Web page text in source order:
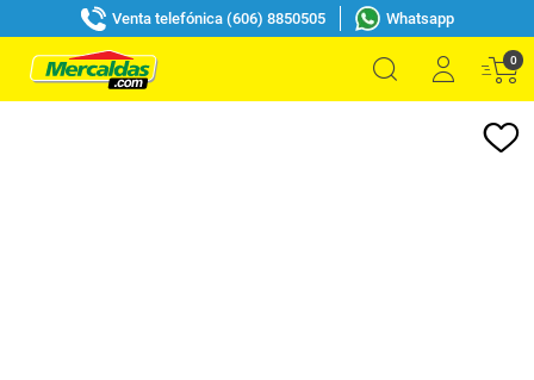
Venta telefónica (606) 8850505 Whatsapp
0